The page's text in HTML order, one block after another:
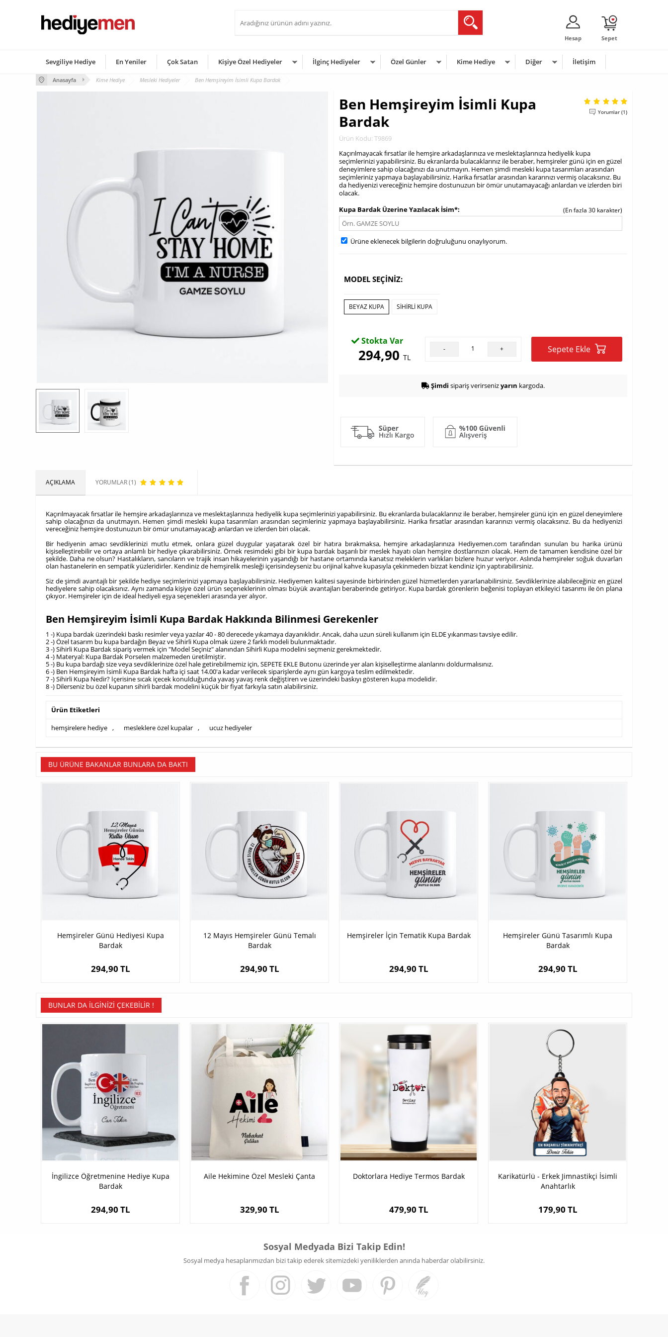
Sepet
Hesap
Sevgiliye Hediye En Yeniler Çok Satan Kişiye Özel Hediyeler İlginç Hediyeler Özel Günler Kime Hediye Diğer İletişim
Anasayfa Kime Hediye Mesleki Hediyeler Ben Hemşireyim İsimli Kupa Bardak
Ben Hemşireyim İsimli Kupa
Bardak
Ürün Kodu: T9869
Yorumlar (1)
Kaçırılmayacak fırsatlar ile hemşire arkadaşlarınıza ve meslektaşlarınıza hediyelik kupa
seçimlerinizi yapabilirsiniz. Bu ekranlarda bulacaklarınız ile beraber, hemşireler günü için en güzel
deneyimlere sahip olacağınızı da unutmayın. Hemen şimdi mesleki kupa tasarımları arasından
seçimleriniz yapmaya başlayabilirsiniz. Harika fırsatlar arasından kararınızı vermiş olacaksınız. Bu
da hediyenizi vereceğiniz hemşire dostunuzun bir ömür unutamayacağı anlardan ve izlerden biri
olacak.
Kupa Bardak Üzerine Yazılacak İsim*
(En fazla 30 karakter)
Ürüne eklenecek bilgilerin doğruluğunu onaylıyorum.
MODEL SEÇİNİZ:
BEYAZ KUPA SİHİRLİ KUPA
Stokta Var
294,90TL
- + Sepete Ekle
Şimdi sipariş verirsenizyarın kargoda.
AÇIKLAMA YORUMLAR (1)
Kaçırılmayacak fırsatlar ile hemşire arkadaşlarınıza ve meslektaşlarınıza hediyelik kupa seçimlerinizi yapabilirsiniz. Bu ekranlarda bulacaklarınız ile beraber, hemşireler günü için en güzel deneyimlere
sahip olacağınızı da unutmayın. Hemen şimdi mesleki kupa tasarımları arasından seçimleriniz yapmaya başlayabilirsiniz. Harika fırsatlar arasından kararınızı vermiş olacaksınız. Bu da hediyenizi
vereceğiniz hemşire dostunuzun bir ömür unutamayacağı anlardan ve izlerden biri olacak.
Bir hediyenin amacı sevdiklerinizi mutlu etmek, onlara güzel duygular yaşatarak özel bir hatıra bırakmaksa, hemşire arkadaşlarınıza Hediyemen.com tarafından sunulan bu harika ürünü
kişiselleştirebilir ve ortaya anlamlı bir hediye çıkarabilirsiniz. Örnek resimdeki gibi bir kupa bardak başarılı bir meslek hayatı olan hemşire dostlarınızın olacak. Hem de tamamen kendisine özel bir
şekilde. Daha ne olsun? Hastalıkların, sancıların ve trajik insan hikayelerinin yaşandığı bir hastane ortamında kanatsız meleklerin varlıkları bizlere huzur veriyor. Aslında hemşireler soğuk duvarları
olan hastanelerin en sempatik yüzleridirler. Kendiniz de hemşirelik mesleği içerisindeyseniz bu orijinal kahve kupasıyla çekinmeden bizzat kendiniz için yaptırabilirsiniz.
Siz de şimdi avantajlı bir şekilde hediye seçimlerinizi yapmaya başlayabilirsiniz. Hediyemen kalitesi sayesinde birbirinden güzel hizmetlerden yararlanabilirsiniz. Sevdiklerinize alabileceğiniz en güzel
hediyelere sahip olacaksınız. Aynı zamanda kişiye özel ürün seçeneklerinin olması büyük avantajları beraberinde getiriyor. Kupa bardak görenlerin beğenisi toplayan etkileyici tasarımı ile ön plana
çıkıyor. Hemşireler için de ideal hediyeli eşya seçenekleri arasında yer alıyor.
Ben Hemşireyim İsimli Kupa Bardak Hakkında Bilinmesi Gerekenler
1 -) Kupa bardak üzerindeki baskı resimler veya yazılar 40 - 80 derecede yıkamaya dayanıklıdır. Ancak, daha uzun süreli kullanım için ELDE yıkanması tavsiye edilir.
2 -) Özel tasarım bu kupa bardağın Beyaz ve Sihirli Kupa olmak üzere 2 farklı modeli bulunmaktadır.
3 -) Sihirli Kupa Bardak sipariş vermek için "Model Seçiniz" alanından Sihirli Kupa modelini seçmeniz gerekmektedir.
4 -) Materyal: Kupa Bardak Porselen malzemeden üretilmiştir.
5 -) Bu kupa bardağı size veya sevdiklerinize özel hale getirebilmemiz için, SEPETE EKLE Butonu üzerinde yer alan kişiselleştirme alanlarını doldurmalısınız.
6 -) Ben Hemşireyim İsimli Kupa Bardak hafta içi saat 14.00'a kadar verilecek siparişlerde aynı gün kargoya teslim edilmektedir.
7 -) Sihirli Kupa Nedir? İçerisine sıcak içecek konulduğunda yavaş yavaş renk değiştiren ve üzerindeki baskıyı gösteren kupa modelidir.
8 -) Dilerseniz bu özel kupanın sihirli bardak modelini küçük bir fiyat farkıyla satın alabilirsiniz.
Ürün Etiketleri
hemşirelere hediye , mesleklere özel kupalar , ucuz hediyeler
BU ÜRÜNE BAKANLAR BUNLARA DA BAKTI
Hemşireler Günü Hediyesi Kupa
Bardak
294,90 TL
12 Mayıs Hemşireler Günü Temalı
Bardak
294,90 TL
Hemşireler İçin Tematik Kupa Bardak
294,90 TL
Hemşireler Günü Tasarımlı Kupa
Bardak
294,90 TL
BUNLAR DA İLGINIZI ÇEKEBILIR !
İngilizce Öğretmenine Hediye Kupa
Bardak
294,90 TL
Aile Hekimine Özel Mesleki Çanta
329,90 TL
Doktorlara Hediye Termos Bardak
479,90 TL
Karikatürlü - Erkek Jimnastikçi İsimli
Anahtarlık
179,90 TL
Sosyal Medyada Bizi Takip Edin!
Sosyal medya hesaplarımızdan bizi takip ederek sitemizdeki yeniliklerden anında haberdar olabilirsiniz.